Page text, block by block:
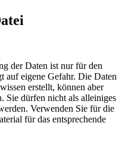
der Daten ist nur für den
auf eigene Gefahr. Die Daten
erstellt, können aber
Sie dürfen nicht als alleiniges
Verwenden Sie für die
für das entsprechende